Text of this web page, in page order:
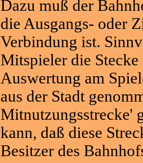
Dazu muß der
die Ausgangs- oder
Verbindung ist.
Mitspieler die Stecke
Auswertung am
aus der Stadt
Mitnutzungsstrecke'
kann, daß diese
Besitzer des